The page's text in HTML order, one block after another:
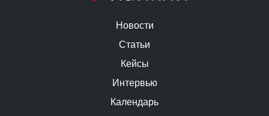
Новости
Статьи
Кейсы
Интервью
Календарь